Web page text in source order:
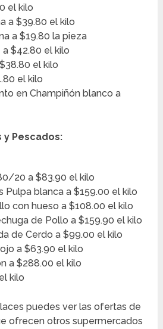
el kilo
a $39.80 el kilo
a $19.80 la pieza
$42.80 el kilo
el kilo
el kilo
en Champiñón blanco a
y Pescados:
20 a $83.90 el kilo
Pulpa blanca a $159.00 el kilo
con hueso a $108.00 el kilo
de Pollo a $159.90 el kilo
de Cerdo a $99.00 el kilo
a $63.90 el kilo
a $288.00 el kilo
kilo
puedes ver las ofertas de
ofrecen otros supermercados